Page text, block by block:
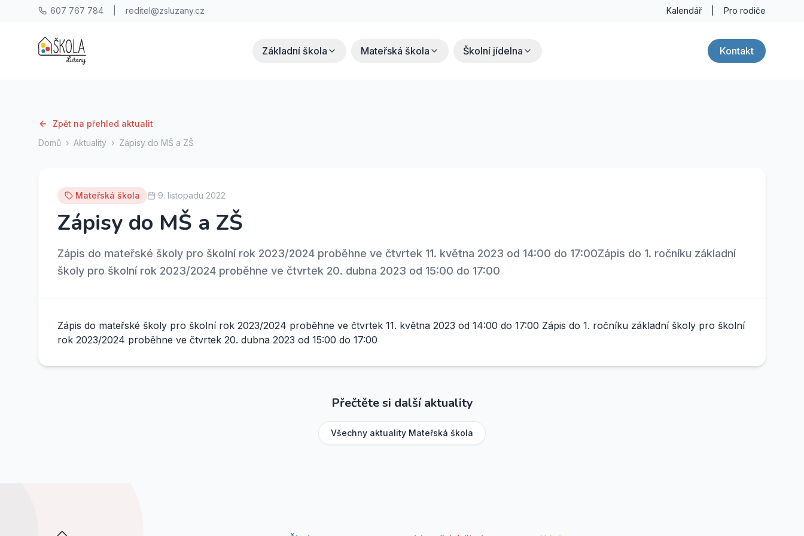
607 767 784 reditel@zsluzany.cz Kalendář Pro rodiče
Základní škola Mateřská škola Školní jídelna Kontakt
Zpět na přehled aktualit
Domů › Aktuality › Zápisy do MŠ a ZŠ
Mateřská škola 9. listopadu 2022
Zápisy do MŠ a ZŠ
Zápis do mateřské školy pro školní rok 2023/2024 proběhne ve čtvrtek 11. května 2023 od 14:00 do 17:00Zápis do 1. ročníku základní
školy pro školní rok 2023/2024 proběhne ve čtvrtek 20. dubna 2023 od 15:00 do 17:00
Zápis do mateřské školy pro školní rok 2023/2024 proběhne ve čtvrtek 11. května 2023 od 14:00 do 17:00 Zápis do 1. ročníku základní školy pro školní
rok 2023/2024 proběhne ve čtvrtek 20. dubna 2023 od 15:00 do 17:00
Přečtěte si další aktuality
Všechny aktuality Mateřská škola